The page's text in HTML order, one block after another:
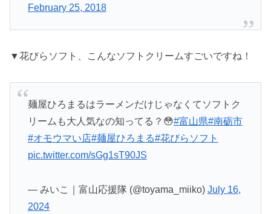
February 25, 2018
▼花びらソフト、こんなソフトクリームすごいですね！
麺屋ひろまるはラーメンだけじゃなくてソフトク
リームも大人気なの知ってる？😳#富山県#南砺市
#オモウマい店#麺屋ひろまる#花びらソフト
pic.twitter.com/sGg1sT90JS
— みいこ｜富山応援隊 (@toyama_miiko) July 16,
2024